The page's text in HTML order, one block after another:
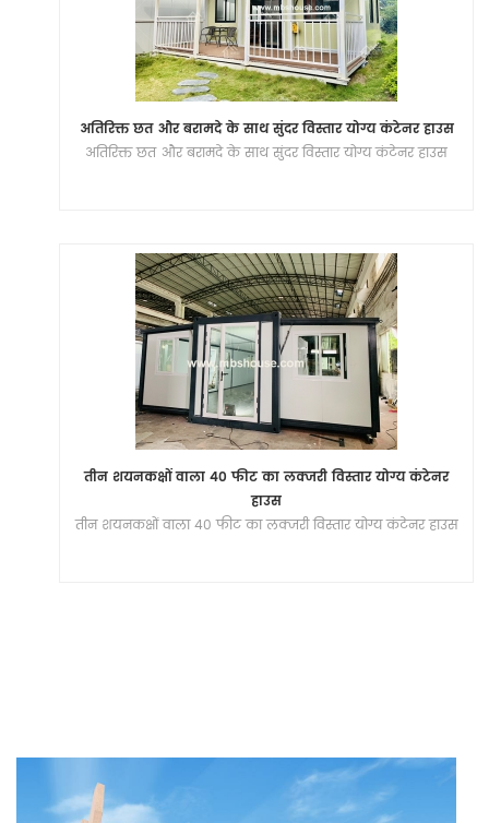
अतिरिक्त छत और बरामदे के साथ सुंदर विस्तार योग्य कंटेनर हाउस
अतिरिक्त छत और बरामदे के साथ सुंदर विस्तार योग्य कंटेनर हाउस
तीन शयनकक्षों वाला 40 फीट का लक्जरी विस्तार योग्य कंटेनर
हाउस
तीन शयनकक्षों वाला 40 फीट का लक्जरी विस्तार योग्य कंटेनर हाउस